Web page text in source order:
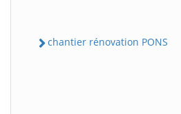
chantier rénovation PONS